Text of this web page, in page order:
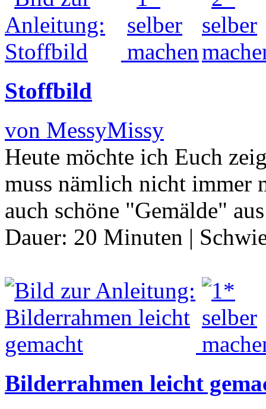
Stoffbild
von MessyMissy
Heute möchte ich Euch
muss nämlich nicht immer
auch schöne "Gemälde"
Dauer: 20 Minuten |
Bilderrahmen leicht